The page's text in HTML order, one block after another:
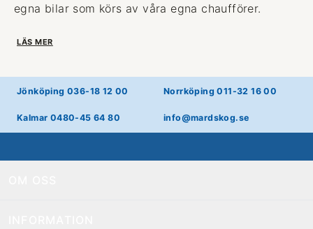
egna bilar som körs av våra egna chaufförer.
LÄS MER
Jönköping 036-18 12 00 Norrköping 011-32 16 00
Kalmar 0480-45 64 80 info@mardskog.se